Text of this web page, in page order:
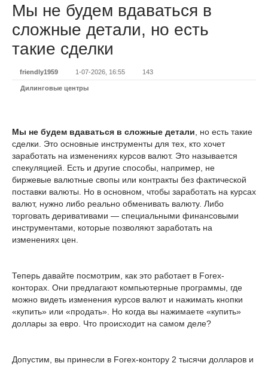
Мы не будем вдаваться в
сложные детали, но есть
такие сделки
friendly1959 1-07-2026, 16:55 143
Дилинговые центры
Мы не будем вдаваться в сложные детали , но есть такие
сделки. Это основные инструменты для тех, кто хочет
заработать на изменениях курсов валют. Это называется
спекуляцией. Есть и другие способы, например, не
биржевые валютные свопы или контракты без фактической
поставки валюты. Но в основном, чтобы заработать на курсах
валют, нужно либо реально обменивать валюту. Либо
торговать деривативами — специальными финансовыми
инструментами, которые позволяют заработать на
изменениях цен.
Теперь давайте посмотрим, как это работает в Forex-
конторах. Они предлагают компьютерные программы, где
можно видеть изменения курсов валют и нажимать кнопки
«купить» или «продать». Но когда вы нажимаете «купить»
доллары за евро. Что происходит на самом деле?
Допустим, вы принесли в Forex-контору 2 тысячи долларов и